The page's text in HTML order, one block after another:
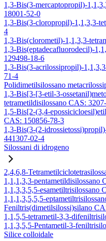
1,3-Bis(3-mercaptopropil)-
18001-52-0
1,3-Bis(3-cloropropil)-1,1,3,3-
4
1,3-Bis(clorometil)-1,1,3,3-
1,3-Bis(eptadecafluorodecil)-
129498-18-6
1,3-Bis(3-acrilossipropil)-
71-4
Polidimetilsilossano
1,3-Bis[3-[3-etil-3-
tetrametildisilossano CAS:
1,5-Bis[2-(3,4-
CAS: 150856-78-3
1,3-Bis(3-(2-
441307-02-4
Silossani di idrogeno
2,4,6,8-
1,1,1,3,3-pentametildisilossano
1,1,3,3,5,5-esametiltrisilossano
1,1,1,3,5,5,5-
Feniltris(dimetilsilossi)silano
1,1,5,5-tetrametil-3,3-
1,1,3,5,5-Pentametil-3-
Silice colloidale